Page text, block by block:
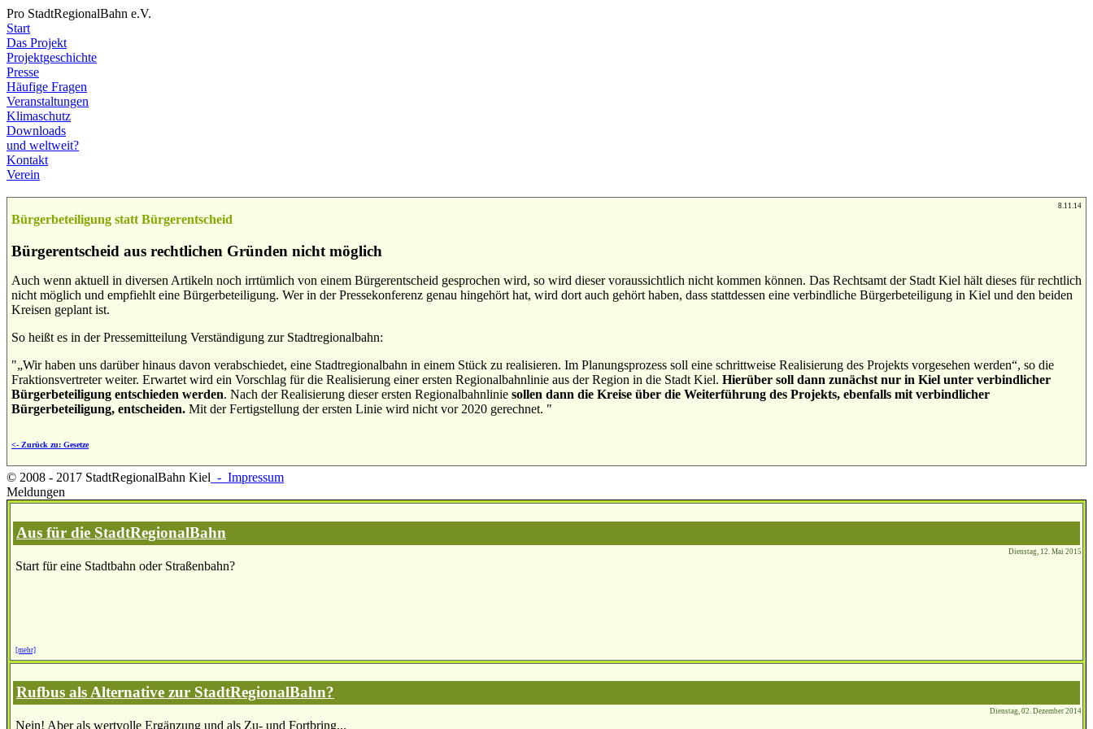
Pro StadtRegionalBahn e.V.
Start
Das Projekt
Projektgeschichte
Presse
Häufige Fragen
Veranstaltungen
Klimaschutz
Downloads
und weltweit?
Kontakt
Verein
8.11.14
Bürgerbeteiligung statt Bürgerentscheid
Bürgerentscheid aus rechtlichen Gründen nicht möglich
Auch wenn aktuell in diversen Artikeln noch irrtümlich von einem Bürgerentscheid gesprochen wird, so wird dieser voraussichtlich nicht kommen können. Das Rechtsamt der Stadt Kiel hält dieses für rechtlich
nicht möglich und empfiehlt eine Bürgerbeteiligung. Wer in der Pressekonferenz genau hingehört hat, wird dort auch gehört haben, dass stattdessen eine verbindliche Bürgerbeteiligung in Kiel und den beiden
Kreisen geplant ist.
So heißt es in der Pressemitteilung Verständigung zur Stadtregionalbahn:
"„Wir haben uns darüber hinaus davon verabschiedet, eine Stadtregionalbahn in einem Stück zu realisieren. Im Planungsprozess soll eine schrittweise Realisierung des Projekts vorgesehen werden“, so die
Fraktionsvertreter weiter. Erwartet wird ein Vorschlag für die Realisierung einer ersten Regionalbahnlinie aus der Region in die Stadt Kiel. Hierüber soll dann zunächst nur in Kiel unter verbindlicher
Bürgerbeteiligung entschieden werden. Nach der Realisierung dieser ersten Regionalbahnlinie sollen dann die Kreise über die Weiterführung des Projekts, ebenfalls mit verbindlicher
Bürgerbeteiligung, entscheiden. Mit der Fertigstellung der ersten Linie wird nicht vor 2020 gerechnet. "
<- Zurück zu: Gesetze
© 2008 - 2017 StadtRegionalBahn Kiel - Impressum
Meldungen
Aus für die StadtRegionalBahn
Dienstag, 12. Mai 2015
Start für eine Stadtbahn oder Straßenbahn?
[mehr]
Rufbus als Alternative zur StadtRegionalBahn?
Dienstag, 02. Dezember 2014
Nein! Aber als wertvolle Ergänzung und als Zu- und Fortbring...